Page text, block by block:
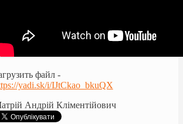
файл -
yadi.sk/i/IJtCkao_bkuQX
Андрій Кліментійович